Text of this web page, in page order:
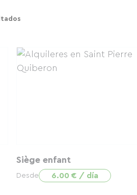
Siège enfant
Desde 6.00 € / día